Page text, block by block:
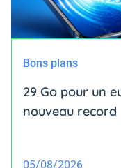
Bons plans
29 Go pour un
nouveau record
05/08/2026